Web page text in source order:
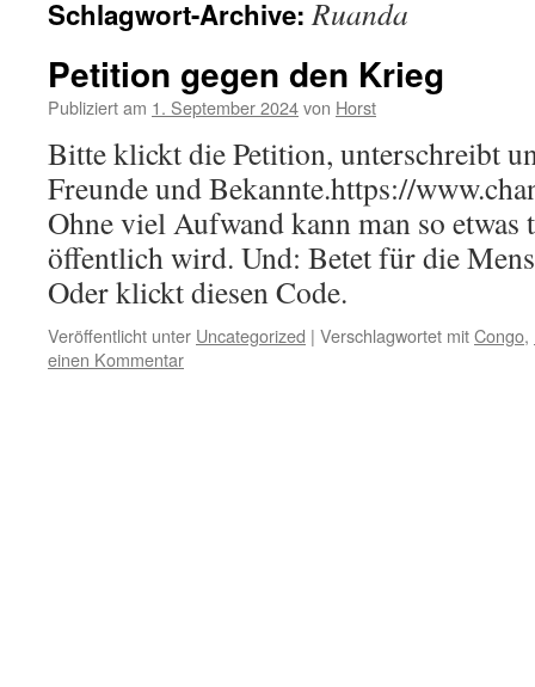
Schlagwort-Archive:Ruanda
Petition gegen den Krieg
Publiziert am 1. September 2024von Horst
Bitte klickt die Petition, unterschreibt
Freunde und Bekannte.https://
Ohne viel Aufwand kann man so
öffentlich wird. Und: Betet für die
Oder klickt diesen Code.
Veröffentlicht unter Uncategorized | Verschlagwortet mitCongo,
einen Kommentar